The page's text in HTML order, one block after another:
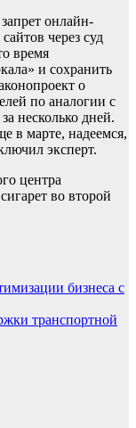
онлайн-
через суд
время
и сохранить
о
по аналогии с
несколько дней.
в марте, надеемся,
эксперт.
центра
во второй
бизнеса с
транспортной